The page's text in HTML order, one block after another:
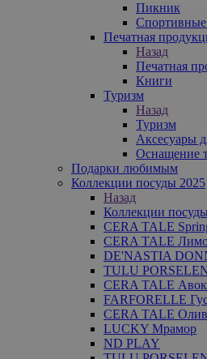
Пикник
Печатная
Назад
Печатная
Книги
Туризм
Назад
Туризм
Аксесуары
Оснащение
Подарки любимым
Коллекции посуды 2025
Назад
Коллекции
CERA TALE
CERA TALE
DE'NASTIA
TULU
CERA TALE
FARFORELLE
CERA TALE
LUCKY Мрамор
ND PLAY